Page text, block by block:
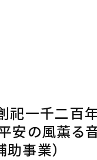
祀一千二百
安の風薫る
事業）